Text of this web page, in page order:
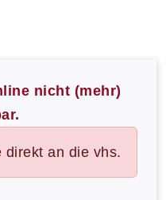
nicht (mehr)
direkt an die vhs.